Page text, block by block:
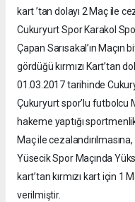
kart ’tan dolayı 2 Maç ile
Cukuryurt Spor Karakol
Çapan Sarısakal’ın Maçın
gördüğü kırmızı Kart’tan
01.03.2017 tarihinde
Çukuryurt spor’lu futbolcu
hakeme yaptığı sportmenlik
Maç ile
Yüsecik Spor Maçında
kart’tan kırmızı kart için 1
verilmiştir.